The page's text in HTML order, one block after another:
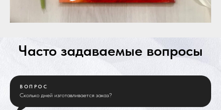
Часто задаваемые вопросы
ВОПРОС
Сколько дней изготавливается заказ?